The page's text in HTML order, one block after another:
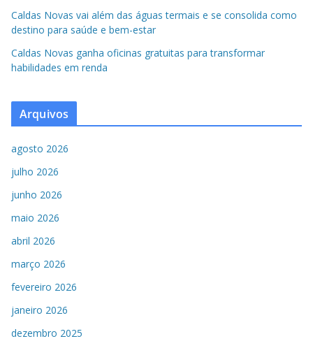
Caldas Novas vai além das águas termais e se consolida como
destino para saúde e bem-estar
Caldas Novas ganha oficinas gratuitas para transformar
habilidades em renda
Arquivos
agosto 2026
julho 2026
junho 2026
maio 2026
abril 2026
março 2026
fevereiro 2026
janeiro 2026
dezembro 2025